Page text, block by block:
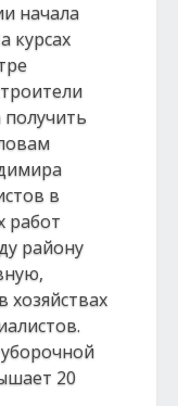
начала
курсах
получить
в
работ
району
хозяйствах
20